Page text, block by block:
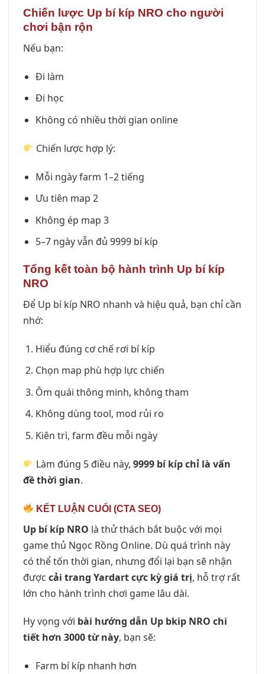
Chiến lược Up bí kíp NRO cho người
chơi bận rộn
Nếu bạn:
Đi làm
Đi học
Không có nhiều thời gian online
Chiến lược hợp lý:
Mỗi ngày farm 1–2 tiếng
Ưu tiên map 2
Không ép map 3
5–7 ngày vẫn đủ 9999 bí kíp
Tổng kết toàn bộ hành trình Up bí kíp
NRO
Để Up bí kíp NRO nhanh và hiệu quả, bạn chỉ cần
nhớ:
Hiểu đúng cơ chế rơi bí kíp
Chọn map phù hợp lực chiến
Ôm quái thông minh, không tham
Không dùng tool, mod rủi ro
Kiên trì, farm đều mỗi ngày
Làm đúng 5 điều này,9999 bí kíp chỉ là vấn
đề thời gian.
KẾT LUẬN CUỐI (CTA SEO)
Up bí kíp NRO là thử thách bắt buộc với mọi
game thủ Ngọc Rồng Online. Dù quá trình này
có thể tốn thời gian, nhưng đổi lại bạn sẽ nhận
được cải trang Yardart cực kỳ giá trị, hỗ trợ rất
lớn cho hành trình chơi game lâu dài.
Hy vọng với bài hướng dẫn Up bkip NRO chi
tiết hơn 3000 từ này, bạn sẽ:
Farm bí kíp nhanh hơn